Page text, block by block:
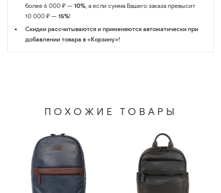
более 6 000 ₽ — 10%, а если сумма Вашего заказа превысит
10 000 ₽ — 15%!
Скидки рассчитываются и применяются автоматически при
добавлении товара в «Корзину»!
ПОХОЖИЕ ТОВАРЫ